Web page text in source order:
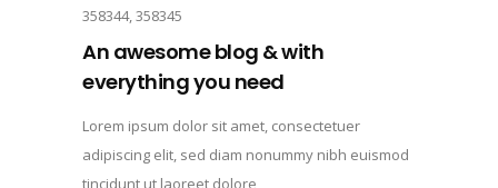
358344, 358345
An awesome blog & with
everything you need
Lorem ipsum dolor sit amet, consectetuer
adipiscing elit, sed diam nonummy nibh euismod
tincidunt ut laoreet dolore